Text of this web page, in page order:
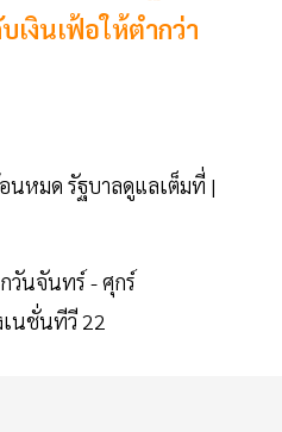
เงินเฟ้อให้ตำกว่า
นหมด รัฐบาลดูแลเต็มที่ |
วันจันทร์ - ศุกร์
เนชั่นทีวี 22